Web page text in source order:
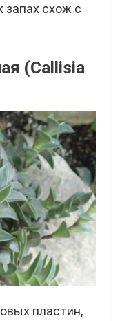
запах схож с
(Callisia
пластин,